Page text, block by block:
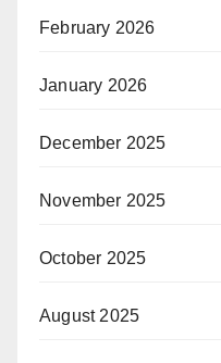
February 2026
January 2026
December 2025
November 2025
October 2025
August 2025